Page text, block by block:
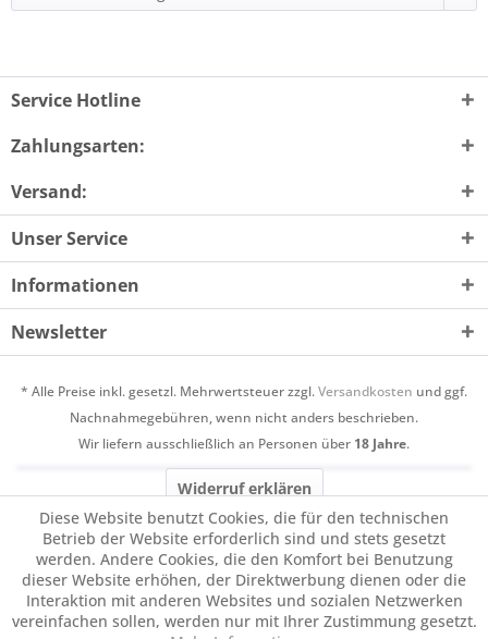
Service Hotline
Zahlungsarten:
Versand:
Unser Service
Informationen
Newsletter
* Alle Preise inkl. gesetzl. Mehrwertsteuer zzgl.Versandkosten und ggf.
Nachnahmegebühren, wenn nicht anders beschrieben.
Wir liefern ausschließlich an Personen über 18 Jahre.
Widerruf erklären
Diese Website benutzt Cookies, die für den technischen
Betrieb der Website erforderlich sind und stets gesetzt
werden. Andere Cookies, die den Komfort bei Benutzung
dieser Website erhöhen, der Direktwerbung dienen oder die
Interaktion mit anderen Websites und sozialen Netzwerken
vereinfachen sollen, werden nur mit Ihrer Zustimmung gesetzt.